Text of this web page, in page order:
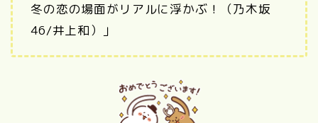
冬の恋の場面がリアルに浮かぶ！（乃木坂
46/井上和）」